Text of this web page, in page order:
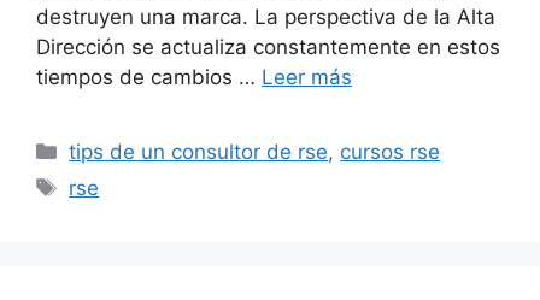
destruyen una marca. La perspectiva de la Alta
Dirección se actualiza constantemente en estos
tiempos de cambios … Leer más
Categorías
tips de un consultor de rse, cursos rse
Etiquetas
rse